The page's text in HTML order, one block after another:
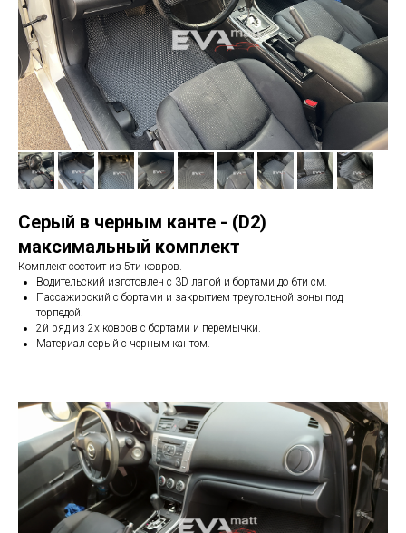
Серый в черным канте - (D2)
максимальный комплект
Комплект состоит из 5ти ковров.
Водительский изготовлен с 3D лапой и бортами до 6ти см.
Пассажирский с бортами и закрытием треугольной зоны под
торпедой.
2й ряд из 2х ковров с бортами и перемычки.
Материал серый с черным кантом.